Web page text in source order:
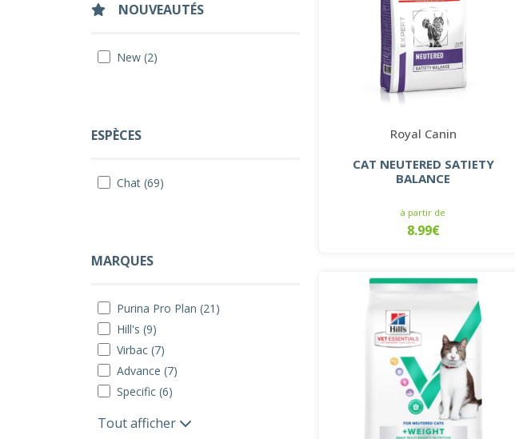
NOUVEAUTÉS
New (2)
ESPÈCES
Chat (69)
MARQUES
Purina Pro Plan (21)
Hill's (9)
Virbac (7)
Advance (7)
Specific (6)
Tout afficher
Royal Canin
CAT NEUTERED SATIETY
BALANCE
à partir de
8.99€